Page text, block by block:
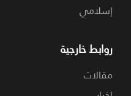
إسلامي
روابط خارجية
مقالات